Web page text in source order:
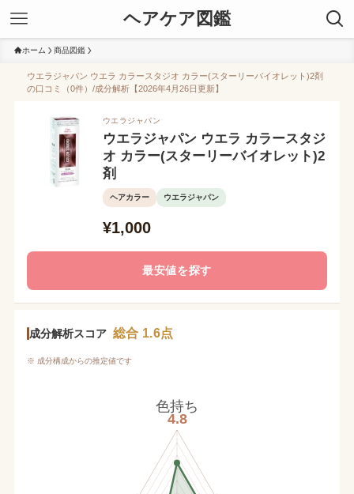
ヘアケア図鑑
ホーム 商品図鑑
ウエラジャパン ウエラ カラースタジオ カラー(スターリーバイオレット)2剤
の口コミ（0件）/成分解析【2026年4月26日更新】
ウエラジャパン
ウエラジャパン ウエラ カラースタジ
オ カラー(スターリーバイオレット)2
剤
ヘアカラー ウエラジャパン
¥1,000
最安値を探す
成分解析スコア 総合 1.6点
※ 成分構成からの推定値です
色持ち
4.8